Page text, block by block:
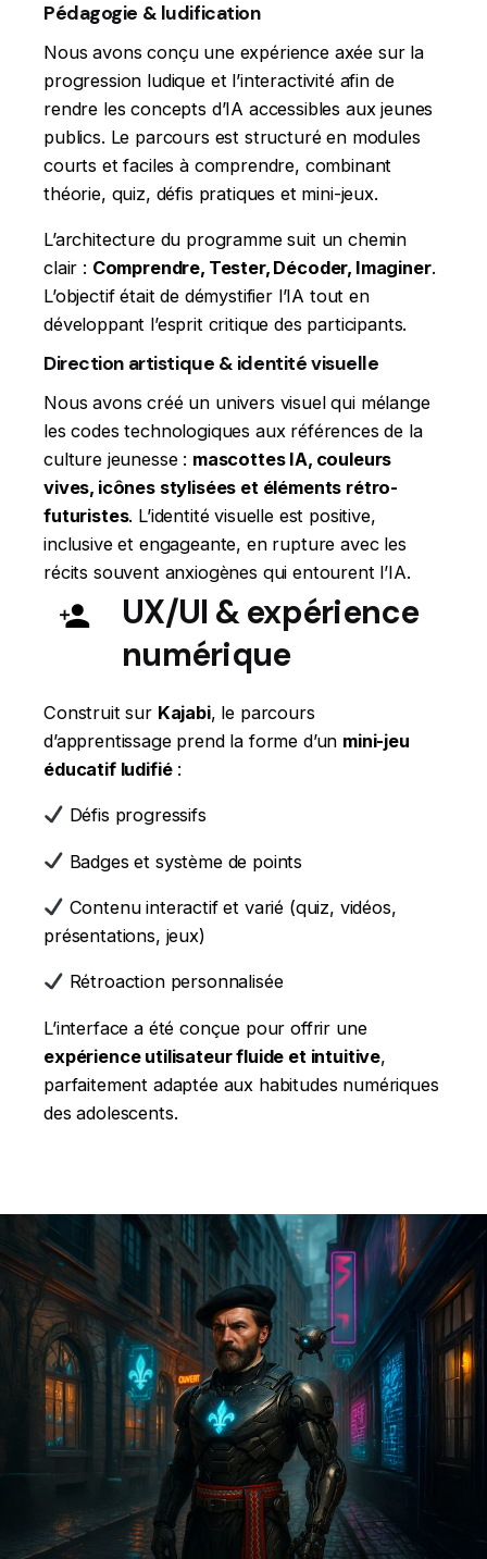
Pédagogie & ludification
Nous avons conçu une expérience axée sur la
progression ludique et l’interactivité afin de
rendre les concepts d’IA accessibles aux jeunes
publics. Le parcours est structuré en modules
courts et faciles à comprendre, combinant
théorie, quiz, défis pratiques et mini-jeux.
L’architecture du programme suit un chemin
clair : Comprendre, Tester, Décoder, Imaginer.
L’objectif était de démystifier l’IA tout en
développant l’esprit critique des participants.
Direction artistique & identité visuelle
Nous avons créé un univers visuel qui mélange
les codes technologiques aux références de la
culture jeunesse : mascottes IA, couleurs
vives, icônes stylisées et éléments rétro-
futuristes. L’identité visuelle est positive,
inclusive et engageante, en rupture avec les
récits souvent anxiogènes qui entourent l’IA.
UX/UI & expérience
numérique
Construit sur Kajabi, le parcours
d’apprentissage prend la forme d’un mini-jeu
éducatif ludifié:
Défis progressifs
Badges et système de points
Contenu interactif et varié (quiz, vidéos,
présentations, jeux)
Rétroaction personnalisée
L’interface a été conçue pour offrir une
expérience utilisateur fluide et intuitive,
parfaitement adaptée aux habitudes numériques
des adolescents.